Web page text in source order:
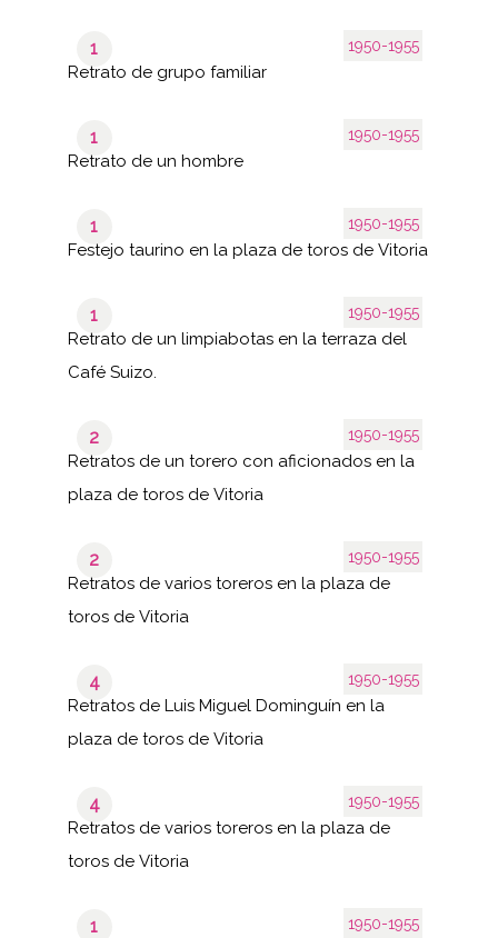
1950-1955
1
Retrato de grupo familiar
1950-1955
1
Retrato de un hombre
1950-1955
1
Festejo taurino en la plaza de toros de Vitoria
1950-1955
1
Retrato de un limpiabotas en la terraza del
Café Suizo.
1950-1955
2
Retratos de un torero con aficionados en la
plaza de toros de Vitoria
1950-1955
2
Retratos de varios toreros en la plaza de
toros de Vitoria
1950-1955
4
Retratos de Luis Miguel Dominguín en la
plaza de toros de Vitoria
1950-1955
4
Retratos de varios toreros en la plaza de
toros de Vitoria
1950-1955
1